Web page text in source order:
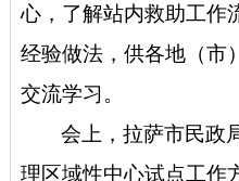
心，了解站内救助工作
经验做法，供各地（市
交流学习。
会上，拉萨市民政
理区域性中心试点工作